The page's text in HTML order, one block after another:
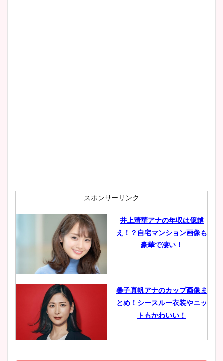
肉も凄い！
鈴木唯の太ってた時の体重が
ヤバすぎww原因や痩せたダ
豊島実季アナのカップ画像ま
とめ！美脚や水着姿に年齢も
スポンサーリンク
井上清華アナの年収は億越
え！？自宅マンション画像も
豪華で凄い！
桑子真帆アナのカップ画像ま
とめ！シースルー衣装やニッ
トもかわいい！